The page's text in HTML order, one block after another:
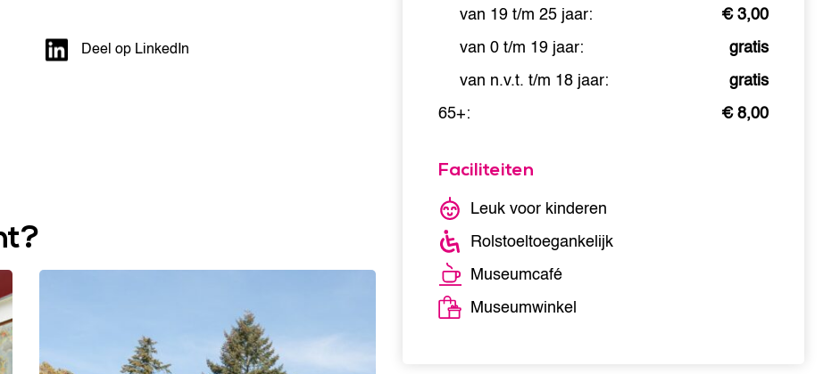
Deel op LinkedIn
van 19 t/m 25 jaar:
€ 3,00
van 0 t/m 19 jaar:
gratis
van n.v.t. t/m 18 jaar:
gratis
65+:
€ 8,00
Faciliteiten
Leuk voor kinderen
Rolstoeltoegankelijk
Museumcafé
Museumwinkel